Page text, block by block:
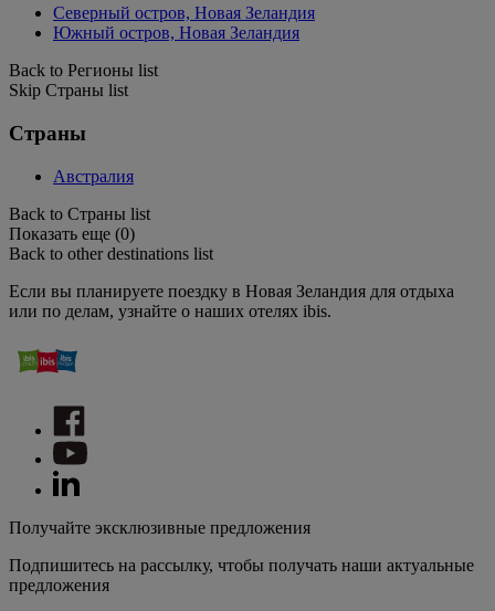
Северный остров, Новая Зеландия
Южный остров, Новая Зеландия
Back to Регионы list
Skip Страны list
Страны
Австралия
Back to Страны list
Показать еще (0)
Back to other destinations list
Если вы планируете поездку в Новая Зеландия для отдыха
или по делам, узнайте о наших отелях ibis.
Получайте эксклюзивные предложения
Подпишитесь на рассылку, чтобы получать наши актуальные
предложения